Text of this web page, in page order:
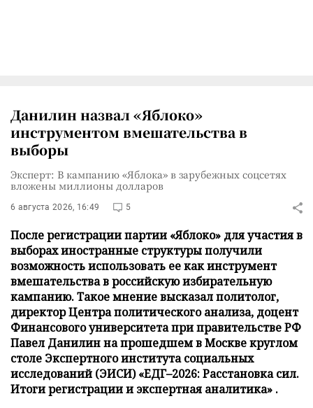
Данилин назвал «Яблоко»
инструментом вмешательства в
выборы
Эксперт: В кампанию «Яблока» в зарубежных соцсетях
вложены миллионы долларов
6 августа 2026, 16:49 5
После регистрации партии «Яблоко» для участия в
выборах иностранные структуры получили
возможность использовать ее как инструмент
вмешательства в российскую избирательную
кампанию. Такое мнение высказал политолог,
директор Центра политического анализа, доцент
Финансового университета при правительстве РФ
Павел Данилин на прошедшем в Москве круглом
столе Экспертного института социальных
исследований (ЭИСИ) «ЕДГ–2026: Расстановка сил.
Итоги регистрации и экспертная аналитика» .